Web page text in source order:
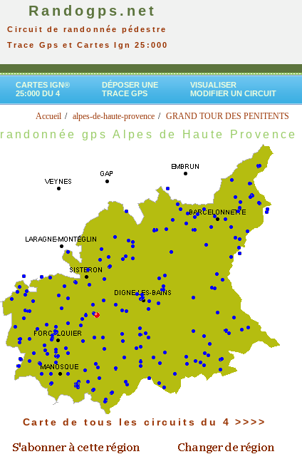
Randogps.net
Circuit de randonnée pédestre
Trace Gps et Cartes Ign 25:000
CARTES IGN®
25:000 DU 4
DÉPOSER UNE
TRACE GPS
VISUALISER
MODIFIER UN CIRCUIT
Accueil alpes-de-haute-provence GRAND TOUR DES PENITENTS
randonnée gps Alpes de Haute Provence
Carte de tous les circuits du 4 >>>>